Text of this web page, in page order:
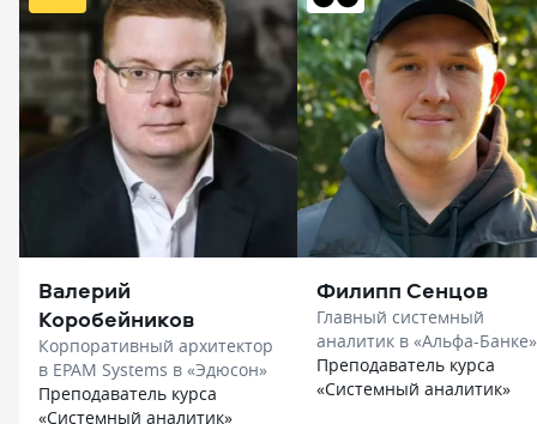
Валерий
Коробейников
Корпоративный архитектор
в EPAM Systems в «Эдюсон»
Преподаватель курса
«Системный аналитик»
Филипп Сенцов
Главный системный
аналитик в «Альфа-Банке» в
«Нетология»
Преподаватель курса
«Системный аналитик»